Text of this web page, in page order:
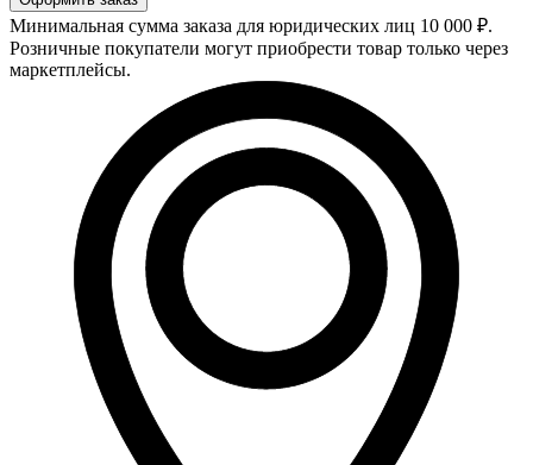
Минимальная сумма заказа для юридических лиц 10 000 ₽.
Розничные покупатели могут приобрести товар только через
маркетплейсы.